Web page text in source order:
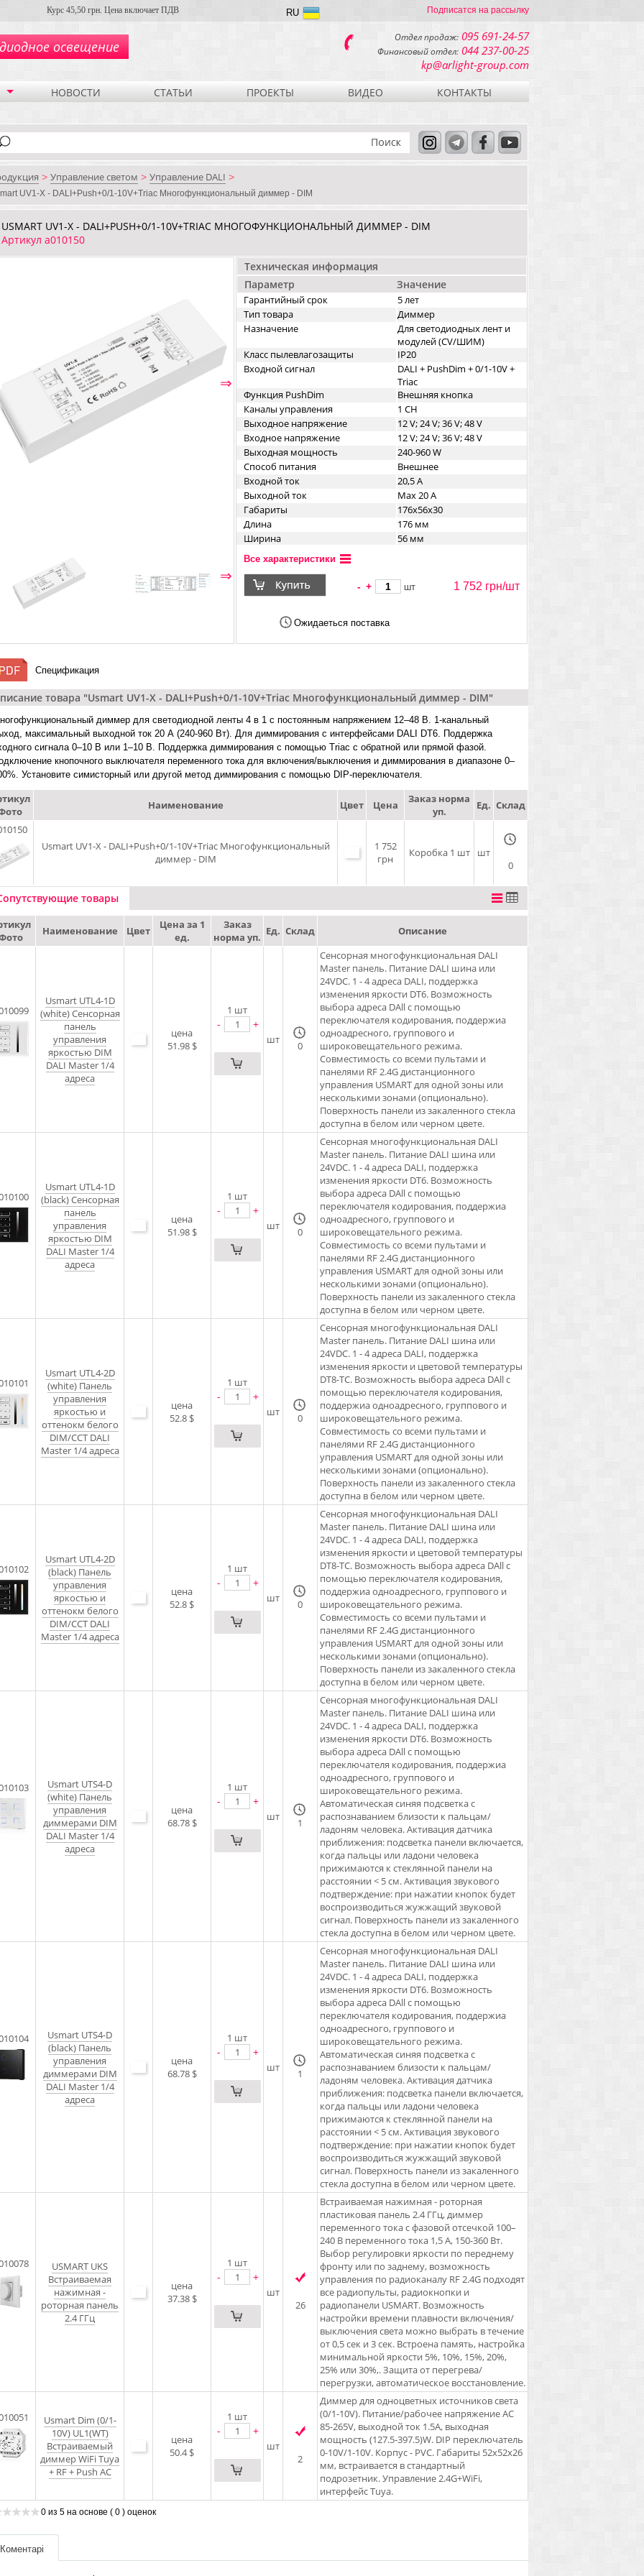
Курс 45,50 грн. Цена включает ПДВ Подписатся на рассылку
RU
освещение
Отдел продаж: 095 691-24-57
Финансовый отдел: 044 237-00-25
kp@arlight-group.com
НОВОСТИ СТАТЬИ ПРОЕКТЫ ВИДЕО КОНТАКТЫ
> Управление светом > Управление DALI >
UV1-X - DALI+Push+0/1-10V+Triac Многофункциональный диммер - DIM
USMART UV1-X - DALI+PUSH+0/1-10V+TRIAC МНОГОФУНКЦИОНАЛЬНЫЙ ДИММЕР - DIM
Артикул a010150
⇒
⇒
Техническая информация
Параметр
Значение
Гарантийный срок
5 лет
Тип товара
Диммер
Назначение
Для светодиодных лент и
модулей (CV/ШИМ)
Класс пылевлагозащиты
IP20
Входной сигнал
DALI + PushDim + 0/1-10V +
Triac
Функция PushDim
Внешняя кнопка
Каналы управления
1 CH
Выходное напряжение
12 V; 24 V; 36 V; 48 V
Входное напряжение
12 V; 24 V; 36 V; 48 V
Выходная мощность
240-960 W
Способ питания
Внешнее
Входной ток
20,5 А
Выходной ток
Max 20 A
Габариты
176х56x30
Длина
176 мм
Ширина
56 мм
Высота
Способ монтажа
Цвет
Белый
Материал корпуса
Пластик
Все характеристики
- + шт 1 752 грн/шт
Ожидаеться поставка
Спецификация
товара "Usmart UV1-X - DALI+Push+0/1-10V+Triac Многофункциональный диммер - DIM"
диммер для светодиодной ленты 4 в 1 с постоянным напряжением 12–48 В. 1-канальный
максимальный выходной ток 20 А (240-960 Вт). Для диммирования с интерфейсами DALI DT6. Поддержка
сигнала 0–10 В или 1–10 В. Поддержка диммирования с помощью Triac с обратной или прямой фазой.
кнопочного выключателя переменного тока для включения/выключения и диммирования в диапазоне 0–
Установите симисторный или другой метод диммирования с помощью DIP-переключателя.
Наименование Цвет Цена
Заказ норма
уп.
Ед. Склад
Usmart UV1-X - DALI+Push+0/1-10V+Triac Многофункциональный
диммер - DIM
1 752
грн
Коробка 1 шт
шт
0
товары
Наименование Цвет
Цена за 1
ед.
Заказ
норма уп. Ед. Склад Описание
Usmart UTL4-1D
(white) Сенсорная
панель
управления
яркостью DIM
DALI Master 1/4
адреса
цена
51.98 $
1 шт
- +
шт 0
Сенсорная многофункциональная DALI
Master панель. Питание DALI шина или
24VDC. 1 - 4 адреса DALI, поддержка
изменения яркости DT6. Возможность
выбора адреса DAll с помощью
переключателя кодирования, поддержиа
одноадресного, группового и
широковещательного режима.
Совместимость со всеми пультами и
панелями RF 2.4G дистанционного
управления USMART для одной зоны или
несколькими зонами (опционально).
Поверхность панели из закаленного стекла
доступна в белом или черном цвете.
Usmart UTL4-1D
(black) Сенсорная
панель
управления
яркостью DIM
DALI Master 1/4
адреса
цена
51.98 $
1 шт
- +
шт 0
Сенсорная многофункциональная DALI
Master панель. Питание DALI шина или
24VDC. 1 - 4 адреса DALI, поддержка
изменения яркости DT6. Возможность
выбора адреса DAll с помощью
переключателя кодирования, поддержиа
одноадресного, группового и
широковещательного режима.
Совместимость со всеми пультами и
панелями RF 2.4G дистанционного
управления USMART для одной зоны или
несколькими зонами (опционально).
Поверхность панели из закаленного стекла
доступна в белом или черном цвете.
Usmart UTL4-2D
(white) Панель
управления
яркостью и
оттенокм белого
DIM/CCT DALI
Master 1/4 адреса
цена
52.8 $
1 шт
- +
шт 0
Сенсорная многофункциональная DALI
Master панель. Питание DALI шина или
24VDC. 1 - 4 адреса DALI, поддержка
изменения яркости и цветовой температуры
DT8-TC. Возможность выбора адреса DAll с
помощью переключателя кодирования,
поддержиа одноадресного, группового и
широковещательного режима.
Совместимость со всеми пультами и
панелями RF 2.4G дистанционного
управления USMART для одной зоны или
несколькими зонами (опционально).
Поверхность панели из закаленного стекла
доступна в белом или черном цвете.
Usmart UTL4-2D
(black) Панель
управления
яркостью и
оттенокм белого
DIM/CCT DALI
Master 1/4 адреса
цена
52.8 $
1 шт
- +
шт 0
Сенсорная многофункциональная DALI
Master панель. Питание DALI шина или
24VDC. 1 - 4 адреса DALI, поддержка
изменения яркости и цветовой температуры
DT8-TC. Возможность выбора адреса DAll с
помощью переключателя кодирования,
поддержиа одноадресного, группового и
широковещательного режима.
Совместимость со всеми пультами и
панелями RF 2.4G дистанционного
управления USMART для одной зоны или
несколькими зонами (опционально).
Поверхность панели из закаленного стекла
доступна в белом или черном цвете.
Usmart UTS4-D
(white) Панель
управления
диммерами DIM
DALI Master 1/4
адреса
цена
68.78 $
1 шт
- +
шт 1
Сенсорная многофункциональная DALI
Master панель. Питание DALI шина или
24VDC. 1 - 4 адреса DALI, поддержка
изменения яркости DT6. Возможность
выбора адреса DAll с помощью
переключателя кодирования, поддержиа
одноадресного, группового и
широковещательного режима.
Автоматическая синяя подсветка с
распознаванием близости к пальцам/
ладоням человека. Активация датчика
приближения: подсветка панели включается,
когда пальцы или ладони человека
прижимаются к стеклянной панели на
расстоянии < 5 см. Активация звукового
подтверждение: при нажатии кнопок будет
воспроизводиться жужжащий звуковой
сигнал. Поверхность панели из закаленного
стекла доступна в белом или черном цвете.
Usmart UTS4-D
(black) Панель
управления
диммерами DIM
DALI Master 1/4
адреса
цена
68.78 $
1 шт
- +
шт 1
Сенсорная многофункциональная DALI
Master панель. Питание DALI шина или
24VDC. 1 - 4 адреса DALI, поддержка
изменения яркости DT6. Возможность
выбора адреса DAll с помощью
переключателя кодирования, поддержиа
одноадресного, группового и
широковещательного режима.
Автоматическая синяя подсветка с
распознаванием близости к пальцам/
ладоням человека. Активация датчика
приближения: подсветка панели включается,
когда пальцы или ладони человека
прижимаются к стеклянной панели на
расстоянии < 5 см. Активация звукового
подтверждение: при нажатии кнопок будет
воспроизводиться жужжащий звуковой
сигнал. Поверхность панели из закаленного
стекла доступна в белом или черном цвете.
USMART UKS
Встраиваемая
нажимная -
роторная панель
2.4 ГГц
цена
37.38 $
1 шт
- +
шт
26
Встраиваемая нажимная - роторная
пластиковая панель 2.4 ГГц, диммер
переменного тока с фазовой отсечкой 100–
240 В переменного тока 1,5 А, 150-360 Вт.
Выбор регулировки яркости по переднему
фронту или по заднему, возможность
управления по радиоканалу RF 2.4G подходят
все радиопульты, радиокнопки и
радиопанели USMART. Возможность
настройки времени плавности включения/
выключения света можно выбрать в течение
от 0,5 сек и 3 сек. Встроена память, настройка
минимальной яркости 5%, 10%, 15%, 20%,
25% или 30%,. Защита от перегрева/
перегрузки, автоматическое восстановление.
Usmart Dim (0/1-
10V) UL1(WT)
Встраиваемый
диммер WiFi Tuya
+ RF + Push AC
цена
50.4 $
1 шт
- +
шт
2
Диммер для одноцветных источников света
(0/1-10V). Питание/рабочее напряжение AC
85-265V, выходной ток 1.5А, выходная
мощность (127.5-397.5)W. DIP переключатель
0-10V/1-10V. Корпус - PVC. Габариты 52х52х26
мм, встраивается в стандартный
подрозетник. Управление 2.4G+WiFi,
интерфейс Tuya.
0 из 5 на основе ( 0 ) оценок
Коментарі